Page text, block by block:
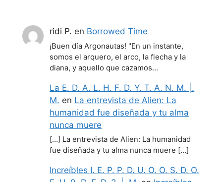
ridi P. en Borrowed Time
¡Buen día Argonautas! "En un instante,
somos el arquero, el arco, la flecha y la
diana, y aquello que cazamos…
La E. D. A. L. H. F. D. Y. T. A. N. M. |.
M. en La entrevista de Alien: La
humanidad fue diseñada y tu alma
nunca muere
[…] La entrevista de Alien: La humanidad
fue diseñada y tu alma nunca muere […]
Increíbles I. E. P. P. D. U. O. O. S. D. O.